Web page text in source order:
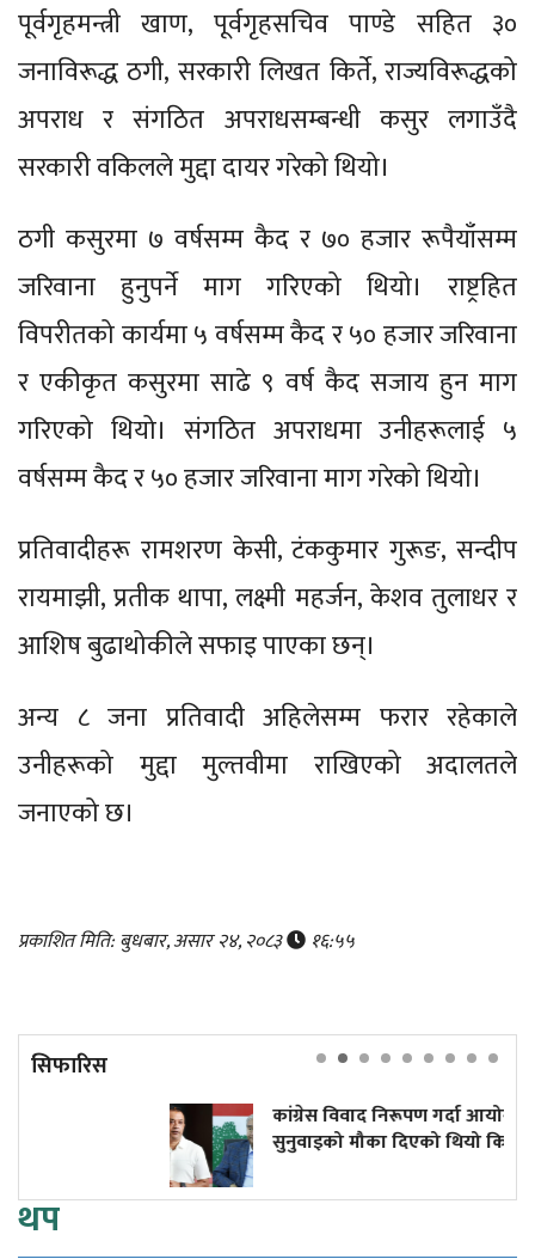
पूर्वगृहमन्त्री खाण, पूर्वगृहसचिव पाण्डे सहित ३०
जनाविरूद्ध ठगी, सरकारी लिखत किर्ते, राज्यविरूद्धको
अपराध र संगठित अपराधसम्बन्धी कसुर लगाउँदै
सरकारी वकिलले मुद्दा दायर गरेको थियो।
ठगी कसुरमा ७ वर्षसम्म कैद र ७० हजार रूपैयाँसम्म
जरिवाना हुनुपर्ने माग गरिएको थियो। राष्ट्रहित
विपरीतको कार्यमा ५ वर्षसम्म कैद र ५० हजार जरिवाना
र एकीकृत कसुरमा साढे ९ वर्ष कैद सजाय हुन माग
गरिएको थियो। संगठित अपराधमा उनीहरूलाई ५
वर्षसम्म कैद र ५० हजार जरिवाना माग गरेको थियो।
प्रतिवादीहरू रामशरण केसी, टंककुमार गुरूङ, सन्दीप
रायमाझी, प्रतीक थापा, लक्ष्मी महर्जन, केशव तुलाधर र
आशिष बुढाथोकीले सफाइ पाएका छन्।
अन्य ८ जना प्रतिवादी अहिलेसम्म फरार रहेकाले
उनीहरूको मुद्दा मुल्तवीमा राखिएको अदालतले
जनाएको छ।
प्रकाशित मिति: बुधबार, असार २४, २०८३ १६:५५
सिफारिस
कांग्रेस विवाद निरूपण गर्दा आयोगले देउवा पक्षलाई
सुनुवाइको मौका दिएको थियो कि थिएन?
थप